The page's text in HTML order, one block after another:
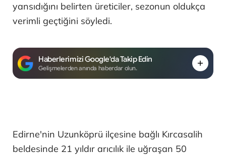
yansıdığını belirten üreticiler, sezonun oldukça
verimli geçtiğini söyledi.
Haberlerimizi Google'da Takip Edin
Gelişmelerden anında haberdar olun.
Edirne'nin Uzunköprü ilçesine bağlı Kırcasalih
beldesinde 21 yıldır arıcılık ile uğraşan 50